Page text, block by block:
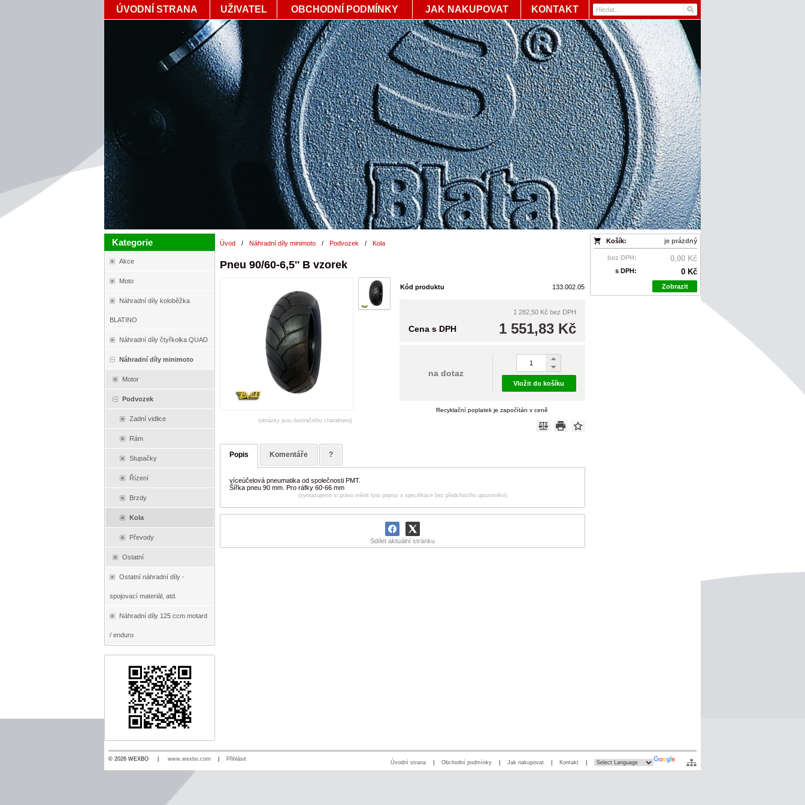
ÚVODNÍ STRANA UŽIVATEL OBCHODNÍ PODMÍNKY JAK NAKUPOVAT KONTAKT
Kategorie
Akce
Moto
Náhradní díly koloběžka
BLATINO
Náhradní díly čtyřkolka QUAD
Náhradní díly minimoto
Motor
Podvozek
Zadní vidlice
Rám
Stupačky
Řízení
Brzdy
Kola
Převody
Ostatní
Ostatní náhradní díly -
spojovací materiál, atd.
Náhradní díly 125 ccm motard
/ enduro
Košík: je prázdný
bez DPH: 0,00 Kč
s DPH: 0 Kč
Zobrazit
Úvod / Náhradní díly minimoto / Podvozek / Kola
Pneu 90/60-6,5'' B vzorek
(obrázky jsou ilustračního charakteru)
Kód produktu 133.002.05
1 282,50 Kč bez DPH
1 551,83 Kč
Cena s DPH
na dotaz
Vložit do košíku
Recyklační poplatek je započítán v ceně
Popis Komentáře ?
víceúčelová pneumatika od společnosti PMT.
Šířka pneu 90 mm. Pro ráfky 60-66 mm
(vyhrazujeme si právo měnit tyto popisy a specifikace bez předchozího upozornění)
Sdílet aktuální stránku
© 2026 WEXBO | www.wexbo.com Přihlásit
Úvodní strana Obchodní podmínky Jak nakupovat Kontakt